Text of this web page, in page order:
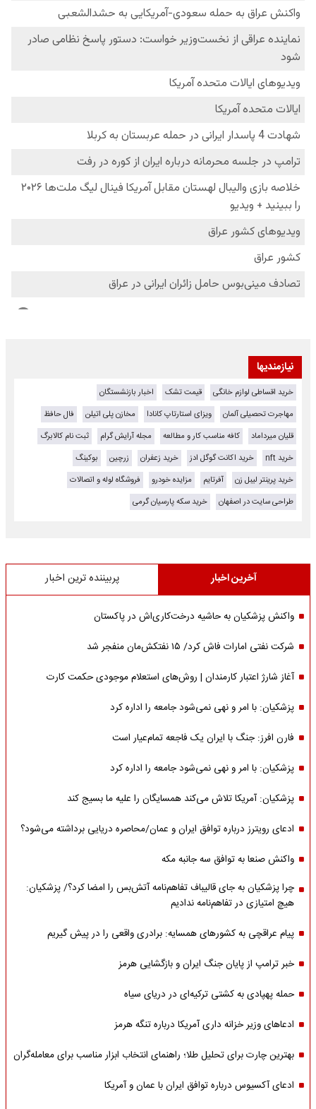
نیازمندیها
خرید اقساطی لوازم خانگی قیمت تشک
اخبار بازنشستگان
مهاجرت تحصیلی آلمان
ویزای استارتاپ کانادا مخازن پلی اتیلن
فال حافظ
قلیان میرداماد
کافه مناسب کار و مطالعه مجله آرایش گرام
ثبت نام کالابرگ
خرید nft
خرید اکانت گوگل ادز خرید زعفران زرچین
بوکینگ
خرید پرینتر لیبل زن
آفرتایم مزایده خودرو
فروشگاه لوله و اتصالات
طراحی سایت در اصفهان
خرید سکه پارسیان گرمی
آخرین اخبار پربیننده ترین اخبار
واکنش پزشکیان به حاشیه درخت‌کاری‌اش در پاکستان
شرکت نفتی امارات فاش کرد/ ۱۵ نفتکش‌مان منفجر شد
آغاز شارژ اعتبار کارمندان | روش‌های استعلام موجودی حکمت کارت
پزشکیان: با امر و نهی نمی‌شود جامعه را اداره کرد
فارن افرز: جنگ با ایران یک فاجعه تمام‌عیار است
پزشکیان: با امر و نهی نمی‌شود جامعه را اداره کرد
پزشکیان: آمریکا تلاش می‌کند همسایگان را علیه ما بسیج کند
ادعای رویترز درباره توافق ایران و عمان/محاصره دریایی برداشته می‌شود؟
واکنش صنعا به توافق سه جانبه مکه
چرا پزشکیان به جای قالیباف تفاهم‌نامه آتش‌بس را امضا کرد؟/ پزشکیان:
هیچ امتیازی در تفاهم‌نامه ندادیم
پیام عراقچی به کشورهای همسایه: برادری واقعی را در پیش گیریم
خبر ترامپ از پایان جنگ ایران و بازگشایی هرمز
حمله پهپادی به کشتی ترکیه‌ای در دریای سیاه
ادعاهای وزیر خزانه داری آمریکا درباره تنگه هرمز
بهترین چارت برای تحلیل طلا؛ راهنمای انتخاب ابزار مناسب برای معامله‌گران
ادعای آکسیوس درباره توافق ایران با عمان و آمریکا